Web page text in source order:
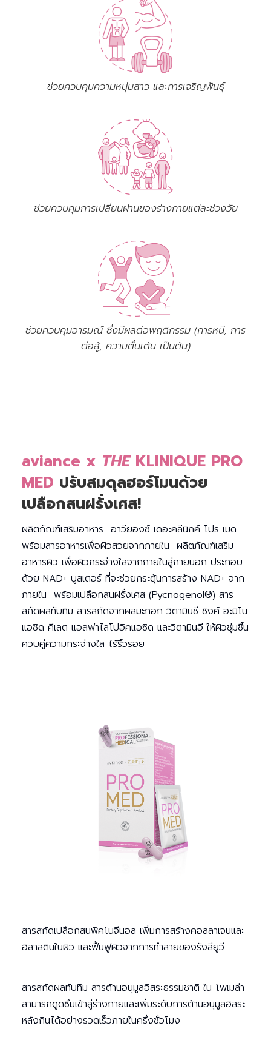
ช่วยควบคุมความหนุ่มสาว และการเจริญพันธุ์
ช่วยควบคุมการเปลี่ยนผ่านของร่างกายแต่ละช่วงวัย
ช่วยควบคุมอารมณ์ ซึ่งมีผลต่อพฤติกรรม (การหนี, การ
ต่อสู้, ความตื่นเต้น เป็นต้น)
aviance x THEKLINIQUE PRO
MED ปรับสมดุลฮอร์โมนด้วย
เปลือกสนฝรั่งเศส!
ผลิตภัณฑ์เสริมอาหาร อาวียองซ์ เดอะคลีนิกค์ โปร เมด
พร้อมสารอาหารเพื่อผิวสวยจากภายใน ผลิตภัณฑ์เสริม
อาหารผิว เพื่อผิวกระจ่างใสจากภายในสู่ภายนอก ประกอบ
ด้วย NAD+ บูสเตอร์ ที่จะช่วยกระตุ้นการสร้าง NAD+ จาก
ภายใน พร้อมเปลือกสนฝรั่งเศส (Pycnogenol®) สาร
สกัดผลทับทิม สารสกัดจากผลมะกอก วิตามินซี ซิงค์ อะมิโน
แอซิด คีเลต แอลฟาไลโปอิคแอซิด และวิตามินอี ให้ผิวชุ่มชื้น
ควบคู่ความกระจ่างใส ไร้ริ้วรอย
สารสกัดเปลือกสนพิคโนจีนอล เพิ่มการสร้างคอลลาเจนและ
อิลาสตินในผิว และฟื้นฟูผิวจากการทำลายของรังสียูวี
สารสกัดผลทับทิม สารต้านอนุมูลอิสระธรรมชาติ ใน โพเมล่า
สามารถดูดซึมเข้าสู่ร่างกายและเพิ่มระดับการต้านอนุมูลอิสระ
หลังกินได้อย่างรวดเร็วภายในครึ่งชั่วโมง